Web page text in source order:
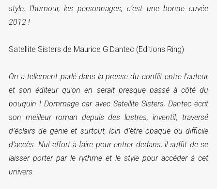
style, l’humour, les personnages, c’est une bonne cuvée
2012 !
Satellite Sisters de Maurice G Dantec (Editions Ring)
On a tellement parlé dans la presse du conflit entre l’auteur
et son éditeur qu’on en serait presque passé à côté du
bouquin ! Dommage car avec Satellite Sisters, Dantec écrit
son meilleur roman depuis des lustres, inventif, traversé
d’éclairs de génie et surtout, loin d’être opaque ou difficile
d’accès. Nul effort à faire pour entrer dedans, il suffit de se
laisser porter par le rythme et le style pour accéder à cet
univers.